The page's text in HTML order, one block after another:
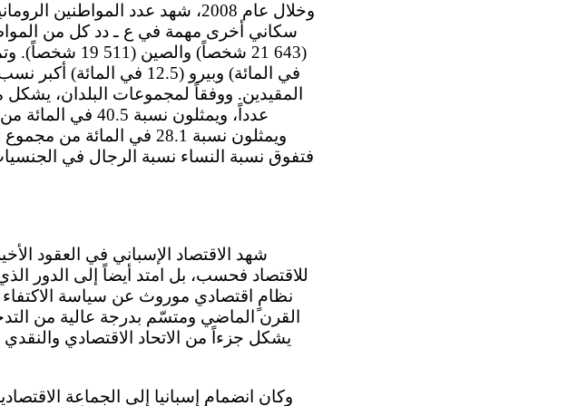
في المائة) وبيرو (12.5
المقيدين. ووفقاً لمجموعات البلدان، يشكل
عدداً، ويمثلون
ويمثلون نسبة 28.1 في
فتفوق نسبة النساء نسبة الرجال في الجنسيات
للاقتصاد فحسب، بل امتد أيضاً إلى الدور
نظامٍ اقتصادي موروث عن سياسة
القرن الماضي ومتسّم بدرجة عالية من
يشكل جزءاً من الاتحاد الاقتصادي والنقدي